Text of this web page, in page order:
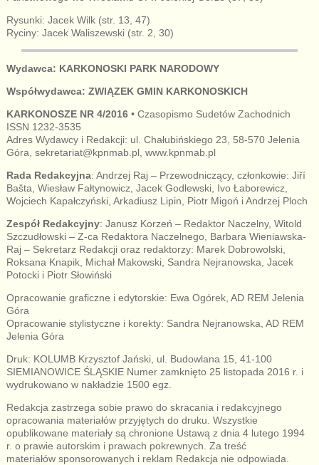
Rysunki: Jacek Wilk (str. 13, 47)
Ryciny: Jacek Waliszewski (str. 2, 30)
Wydawca: KARKONOSKI PARK NARODOWY
Współwydawca: ZWIĄZEK GMIN KARKONOSKICH
KARKONOSZE NR 4/2016• Czasopismo Sudetów Zachodnich
ISSN 1232-3535
Adres Wydawcy i Redakcji: ul. Chałubińskiego 23, 58-570 Jelenia
Góra, sekretariat@kpnmab.pl, www.kpnmab.pl
Rada Redakcyjna: Andrzej Raj – Przewodniczący, członkowie: Jiří
Bašta, Wiesław Fałtynowicz, Jacek Godlewski, Ivo Łaborewicz,
Wojciech Kapałczyński, Arkadiusz Lipin, Piotr Migoń i Andrzej Ploch
Zespół Redakcyjny: Janusz Korzeń – Redaktor Naczelny, Witold
Szczudłowski – Z-ca Redaktora Naczelnego, Barbara Wieniawska-
Raj – Sekretarz Redakcji oraz redaktorzy: Marek Dobrowolski,
Roksana Knapik, Michał Makowski, Sandra Nejranowska, Jacek
Potocki i Piotr Słowiński
Opracowanie graficzne i edytorskie: Ewa Ogórek, AD REM Jelenia
Góra
Opracowanie stylistyczne i korekty: Sandra Nejranowska, AD REM
Jelenia Góra
Druk: KOLUMB Krzysztof Jański, ul. Budowlana 15, 41-100
SIEMIANOWICE ŚLĄSKIE Numer zamknięto 25 listopada 2016 r. i
wydrukowano w nakładzie 1500 egz.
Redakcja zastrzega sobie prawo do skracania i redakcyjnego
opracowania materiałów przyjętych do druku. Wszystkie
opublikowane materiały są chronione Ustawą z dnia 4 lutego 1994
r. o prawie autorskim i prawach pokrewnych. Za treść
materiałów sponsorowanych i reklam Redakcja nie odpowiada.